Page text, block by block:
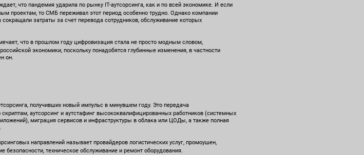
что пандемия ударила по рынку IT-аутсорсинга, как и по всей экономике. И если
проектам, то СМБ переживал этот период особенно трудно. Однако компании
затраты за счет перевода сотрудников, обслуживание которых
что в прошлом году цифровизация стала не просто модным словом,
экономики, поскольку понадобятся глубинные изменения, в частности
он.
получивших новый импульс в минувшем году. Это передача
аутсорсинг и аутстафинг высококвалифицированных работников (системных
миграция сервисов и инфраструктуры в облака или ЦОДы, а также полная
направлений называет провайдеров логистических услуг, промоушен,
безопасности, техническое обслуживание и ремонт оборудования.